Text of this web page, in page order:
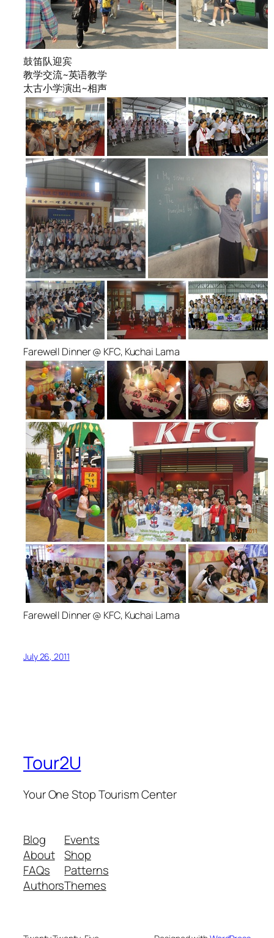
鼓笛队迎宾
教学交流~英语教学
太古小学演出~相声
Farewell Dinner @ KFC, Kuchai Lama
Farewell Dinner @ KFC, Kuchai Lama
July 26, 2011
Tour2U
Your One Stop Tourism Center
Blog
About
FAQs
Authors
Events
Shop
Patterns
Themes